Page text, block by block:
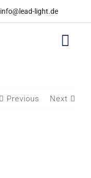
info@lead-light.de
Previous Next